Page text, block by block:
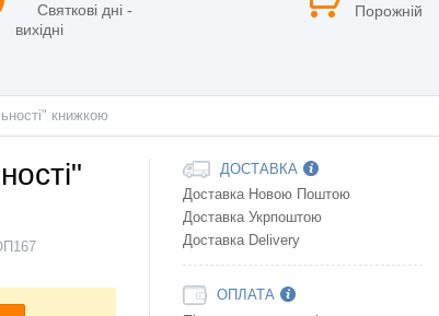
Святкові дні -
вихідні
Порожній
книжкою
ДОСТАВКА
Доставка Новою Поштою
Доставка Укрпоштою
Доставка Delivery
ОПЛАТА